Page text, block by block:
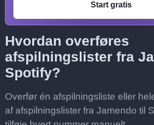
Start gratis
Hvordan overføres
afspilningslister fra
Spotify?
Overfør én afspilningsliste eller
af afspilningslister fra Jamendo til